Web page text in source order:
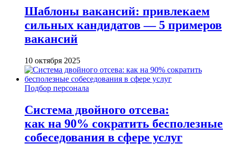
Шаблоны вакансий: привлекаем
сильных кандидатов — 5 примеров
вакансий
10 октября 2025
Подбор персонала
Система двойного отсева:
как на 90% сократить бесполезные
собеседования в сфере услуг